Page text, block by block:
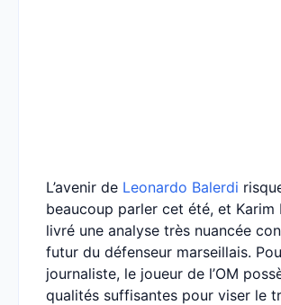
L’avenir de Leonardo Balerdi
beaucoup parler cet été, et Karim
livré une analyse très nuancée
futur du défenseur marseillais.
journaliste, le joueur de l’OM
qualités suffisantes pour viser le